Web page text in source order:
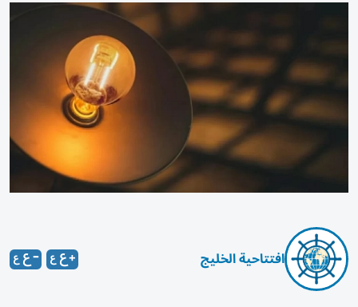
افتتاحية الخليج